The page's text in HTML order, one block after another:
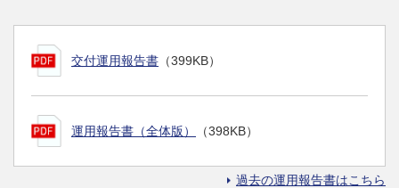
交付運用報告書 （399KB）
運用報告書（全体版） （398KB）
過去の運用報告書はこちら